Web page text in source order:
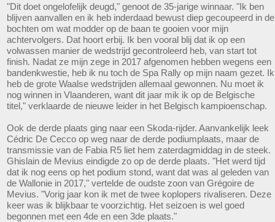
"Dit doet ongelofelijk deugd," genoot de 35-jarige winnaar. "Ik ben
blijven aanvallen en ik heb inderdaad bewust diep gecoupeerd in de
bochten om wat modder op de baan te gooien voor mijn
achtervolgers. Dat hoort erbij. Ik ben vooral blij dat ik op een
volwassen manier de wedstrijd gecontroleerd heb, van start tot
finish. Nadat ze mijn zege in 2017 afgenomen hebben wegens een
bandenkwestie, heb ik nu toch de Spa Rally op mijn naam gezet. Ik
heb de grote Waalse wedstrijden allemaal gewonnen. Nu moet ik
nog winnen in Vlaanderen, want dit jaar mik ik op de Belgische
titel," verklaarde de nieuwe leider in het Belgisch kampioenschap.
Ook de derde plaats ging naar een Skoda-rijder. Aanvankelijk leek
Cédric De Cecco op weg naar de derde podiumplaats, maar de
transmissie van de Fabia R5 liet hem zaterdagmiddag in de steek.
Ghislain de Mevius eindigde zo op de derde plaats. "Het werd tijd
dat ik nog eens op het podium stond, want dat was al geleden van
de Wallonie in 2017," vertelde de oudste zoon van Grégoire de
Mevius. "Vorig jaar kon ik met de twee koplopers rivaliseren. Deze
keer was ik blijkbaar te voorzichtig. Het seizoen is wel goed
begonnen met een 4de en een 3de plaats."